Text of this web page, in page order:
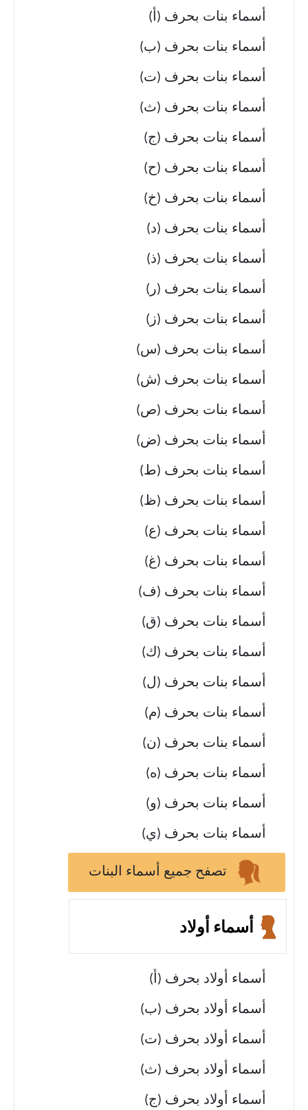
أسماء بنات بحرف (أ)
أسماء بنات بحرف (ب)
أسماء بنات بحرف (ت)
أسماء بنات بحرف (ث)
أسماء بنات بحرف (ج)
أسماء بنات بحرف (ح)
أسماء بنات بحرف (خ)
أسماء بنات بحرف (د)
أسماء بنات بحرف (ذ)
أسماء بنات بحرف (ر)
أسماء بنات بحرف (ز)
أسماء بنات بحرف (س)
أسماء بنات بحرف (ش)
أسماء بنات بحرف (ص)
أسماء بنات بحرف (ض)
أسماء بنات بحرف (ط)
أسماء بنات بحرف (ظ)
أسماء بنات بحرف (ع)
أسماء بنات بحرف (غ)
أسماء بنات بحرف (ف)
أسماء بنات بحرف (ق)
أسماء بنات بحرف (ك)
أسماء بنات بحرف (ل)
أسماء بنات بحرف (م)
أسماء بنات بحرف (ن)
أسماء بنات بحرف (ه)
أسماء بنات بحرف (و)
أسماء بنات بحرف (ي)
تصفح جميع أسماء البنات
أسماء أولاد
أسماء أولاد بحرف (أ)
أسماء أولاد بحرف (ب)
أسماء أولاد بحرف (ت)
أسماء أولاد بحرف (ث)
أسماء أولاد بحرف (ج)